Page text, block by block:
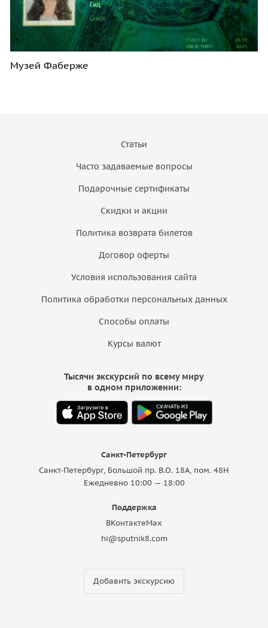
Музей Фаберже
Статьи
Часто задаваемые вопросы
Подарочные сертификаты
Скидки и акции
Политика возврата билетов
Договор оферты
Условия использования сайта
Политика обработки персональных данных
Способы оплаты
Курсы валют
Санкт-Петербург
Санкт-Петербург, Большой пр. В.О. 18A, пом. 48Н
Ежедневно 10:00 — 18:00
Поддержка
ВКонтактеMax
hi@sputnik8.com
Добавить экскурсию
Тысячи экскурсий по всему миру
в одном приложении: